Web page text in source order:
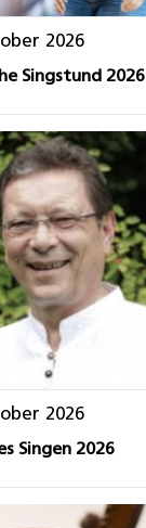
2026
Singstund 2026
2026
Singen 2026